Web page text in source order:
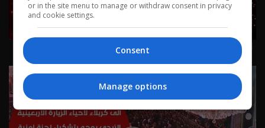
نشرة ٣ آب ٢٠٢٦ | 2026
or in the site menu to manage or withdraw consent in privacy
and cookie settings.
Consent
Manage options